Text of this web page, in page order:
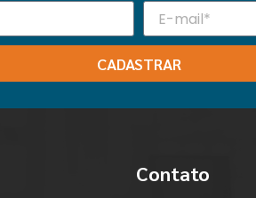
CADASTRAR
Contato